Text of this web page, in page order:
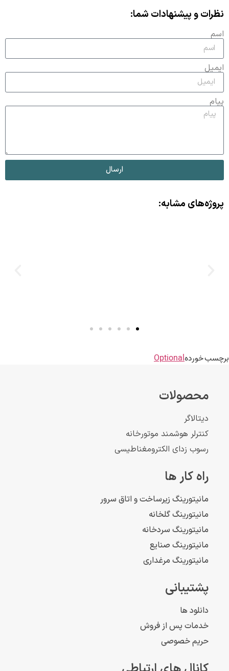
نظرات و پیشنهادات شما:
اسم
ایمیل
پیام
ارسال
پروژه‌های مشابه:
برچسب خوردهOptional
محصولات
دیتالاگر
کنترلر هوشمند موتورخانه
رسوب زدای الکترومغناطیسی
راه کار ها
مانیتورینگ زیرساخت و اتاق سرور
مانیتورینگ گلخانه
مانیتورینگ سردخانه
مانیتورینگ صنایع
مانیتورینگ مرغداری
پشتیبانی
دانلود ها
خدمات پس از فروش
حریم خصوصی